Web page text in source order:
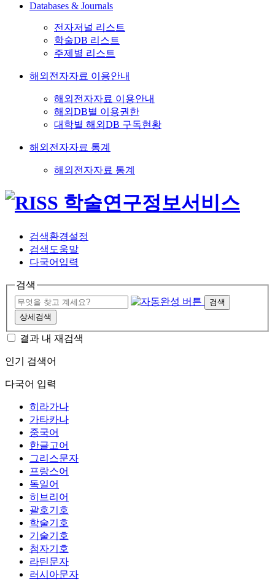
Databases & Journals
전자저널 리스트
학술DB 리스트
주제별 리스트
해외전자자료 이용안내
해외전자자료 이용안내
해외DB별 이용권한
대학별 해외DB 구독현황
해외전자자료 통계
해외전자자료 통계
검색환경설정
검색도움말
다국어입력
검색
검색
상세검색
결과 내 재검색
인기 검색어
다국어 입력
히라가나
가타카나
중국어
한글고어
그리스문자
프랑스어
독일어
히브리어
괄호기호
학술기호
기술기호
첨자기호
라틴문자
러시아문자